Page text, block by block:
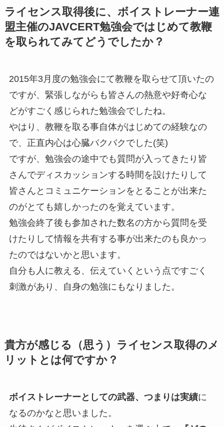
ライセンス取得後に、ボイストレーナー連
盟主催のJAVCERT勉強会ではじめて教鞭
を取られてみてどうでしたか？
2015年3月度の勉強会にて教鞭を取らせて頂いたの
ですが、緊張しながらも皆さんの熱意や好奇心な
どがすごく感じられた勉強会でしたね。
やはり、教鞭を取る事自体がはじめての経験なの
で、正直内心は心臓バクバクでした(笑)
ですが、勉強会の途中でも質問が入ってきたり皆
さんでディスカッションする時間を設けたりして
皆さんとコミュニケーションをとることが出来た
のがとても嬉しかったのを覚えています。
勉強会終了後も参加された数名の方から質問を受
けたりして情報を共有する事が出来たのも良かっ
たのではないかと思います。
自分も人に教える、伝えていくという点ですごく
刺激があり、自身の勉強にもなりました。
貴方が感じる（思う）ライセンス取得のメ
リットとは何ですか？
ボイストレーナーとしての武器、つまりは実績に
なるのかなと思いました。